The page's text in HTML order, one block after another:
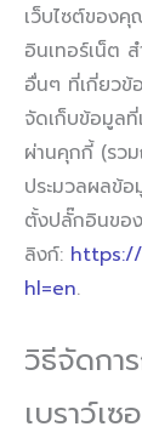
เว็บไซต์ของคุ
อินเทอร์เน็ต ส
อื่นๆ ที่เกี่ยวข้
จัดเก็บข้อมูลที่
ผ่านคุกกี้ (รว
ประมวลผลข้
ตั้งปลั๊กอินขอ
ลิงก์:
hl=en.
วิธีจัดกา
เบราว์เ